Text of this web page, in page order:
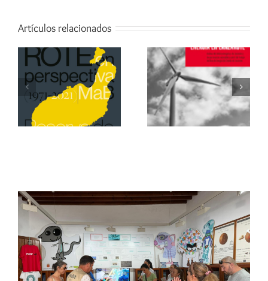
Artículos relacionados